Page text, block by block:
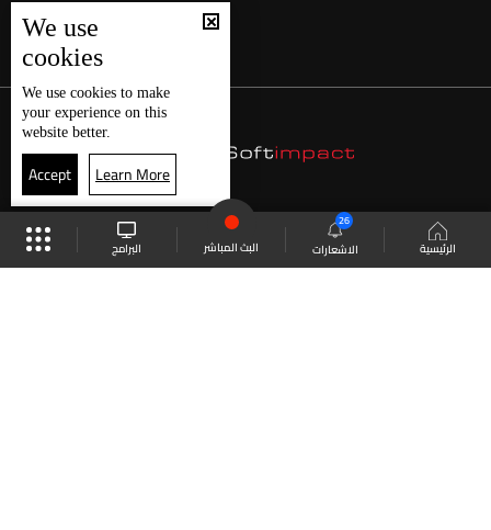
الرئيسية الاشعارات
26
البث المباشر البرامج
We use
cookies
We use cookies to make
your experience on this
website better.
Accept Learn More
موقع البرامج الجدول البث المباشر